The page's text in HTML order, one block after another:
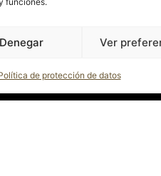
Denegar Ver
de protección de datos